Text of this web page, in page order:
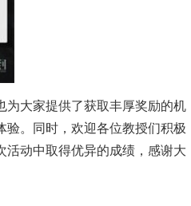
为大家提供了获取丰厚奖励的机
验。同时，欢迎各位教授们积极
活动中取得优异的成绩，感谢大